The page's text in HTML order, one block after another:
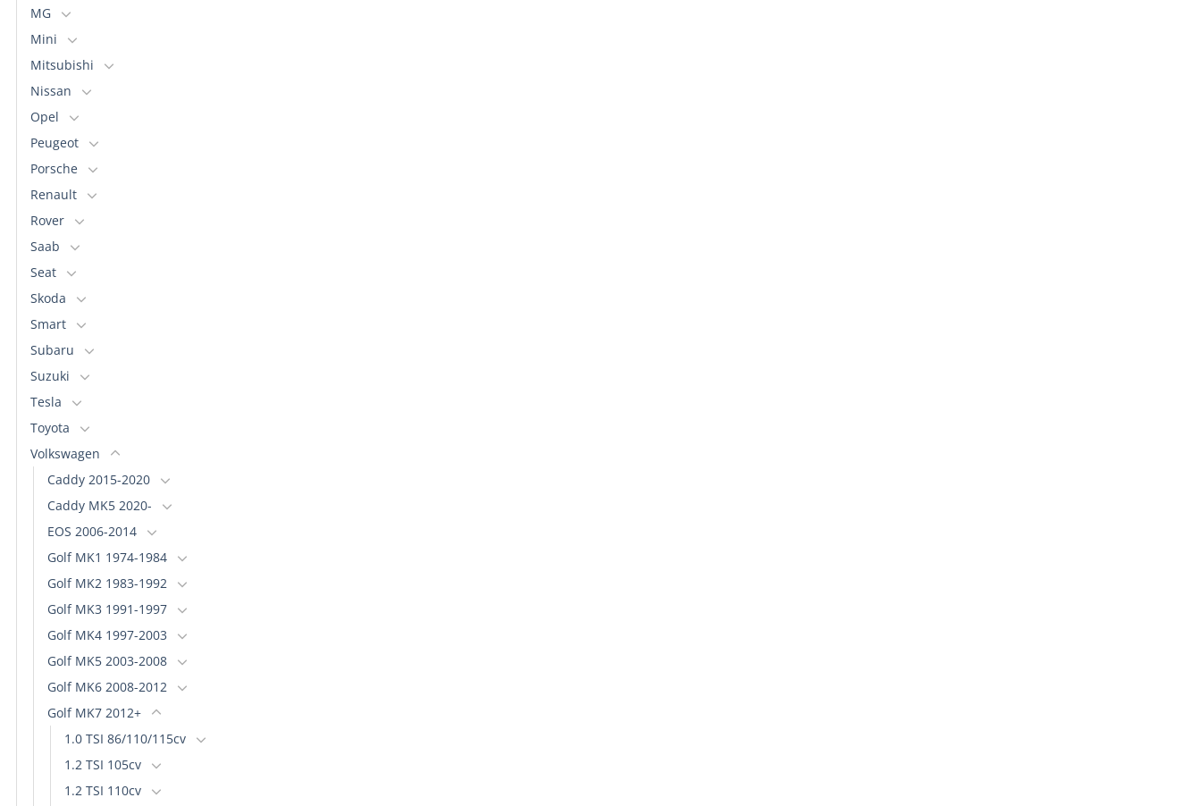
MG
Mini
Mitsubishi
Nissan
Opel
Peugeot
Porsche
Renault
Rover
Saab
Seat
Skoda
Smart
Subaru
Suzuki
Tesla
Toyota
Volkswagen
Caddy 2015-2020
Caddy MK5 2020-
EOS 2006-2014
Golf MK1 1974-1984
Golf MK2 1983-1992
Golf MK3 1991-1997
Golf MK4 1997-2003
Golf MK5 2003-2008
Golf MK6 2008-2012
Golf MK7 2012+
1.0 TSI 86/110/115cv
1.2 TSI 105cv
1.2 TSI 110cv